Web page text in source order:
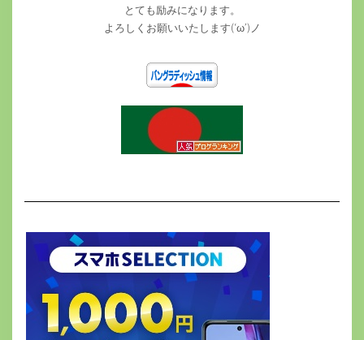
とても励みになります。
よろしくお願いいたします(‘ω’)ノ